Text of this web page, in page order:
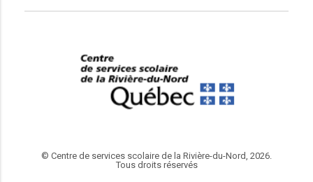
© Centre de services scolaire de la Rivière-du-Nord, 2026.
Tous droits réservés